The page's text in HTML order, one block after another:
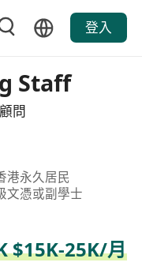
登入
Staff
問
港永久居民
文憑或副學士
$15K-25K/月